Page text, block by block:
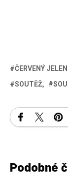
ČERVENÝ JELEN
SOUTĚŽ
Podobné